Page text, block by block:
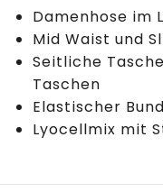
Damenhose im
Mid Waist und
Seitliche
Taschen
Elastischer
Lyocellmix mit